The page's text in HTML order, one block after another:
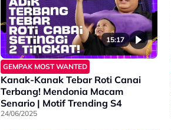
15:17
GEMPAK MOST WANTED
Kanak-Kanak Tebar Roti Canai
Terbang! Mendonia Macam
Senario | Motif Trending S4
24/06/2025